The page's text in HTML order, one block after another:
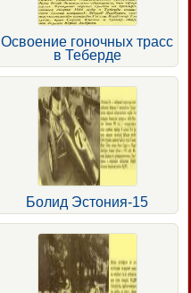
Освоение гоночных трасс
в Теберде
Болид Эстония-15